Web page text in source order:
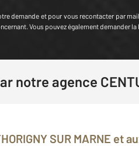
demande et pour vous recontacter par
Vous pouvez également demander
notre agence
SUR MARNE et